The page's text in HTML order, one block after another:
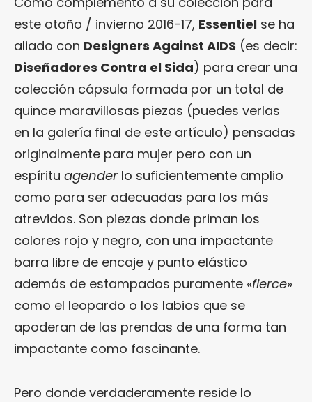
este otoño / invierno 2016-17, Essentiel se ha
aliado con Designers Against AIDS (es decir:
Diseñadores Contra el Sida) para crear una
colección cápsula formada por un total de
quince maravillosas piezas (puedes verlas
en la galería final de este artículo) pensadas
originalmente para mujer pero con un
espíritu agender lo suficientemente amplio
como para ser adecuadas para los más
atrevidos. Son piezas donde priman los
colores rojo y negro, con una impactante
barra libre de encaje y punto elástico
además de estampados puramente «fierce»
como el leopardo o los labios que se
apoderan de las prendas de una forma tan
impactante como fascinante.
Pero donde verdaderamente reside lo